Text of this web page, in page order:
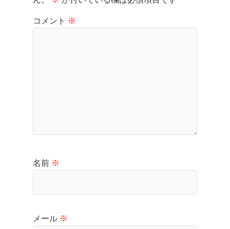
コメント ※
名前 ※
メール ※